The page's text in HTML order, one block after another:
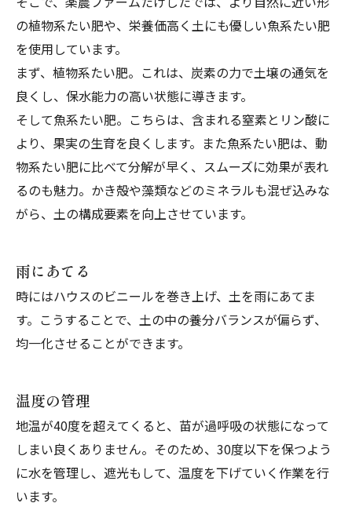
の植物系たい肥や、栄養価高く土にも優しい魚系たい肥
を使用しています。
まず、植物系たい肥。これは、炭素の力で土壌の通気を
良くし、保水能力の高い状態に導きます。
そして魚系たい肥。こちらは、含まれる窒素とリン酸に
より、果実の生育を良くします。また魚系たい肥は、動
物系たい肥に比べて分解が早く、スムーズに効果が表れ
るのも魅力。かき殻や藻類などのミネラルも混ぜ込みな
がら、土の構成要素を向上させています。
雨にあてる
時にはハウスのビニールを巻き上げ、土を雨にあてま
す。こうすることで、土の中の養分バランスが偏らず、
均一化させることができます。
温度の管理
地温が40度を超えてくると、苗が過呼吸の状態になって
しまい良くありません。そのため、30度以下を保つよう
に水を管理し、遮光もして、温度を下げていく作業を行
います。